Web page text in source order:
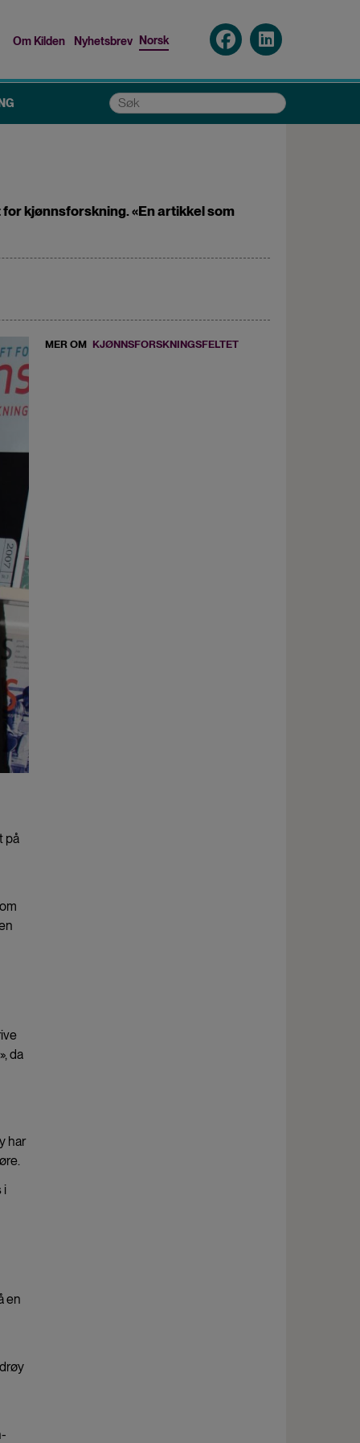
menu
Om Kilden Nyhetsbrev Norsk
Søk
kjønnsforskning. «En artikkel som
MER OM KJØNNSFORSKNINGSFELTET
på
da
har
i
en